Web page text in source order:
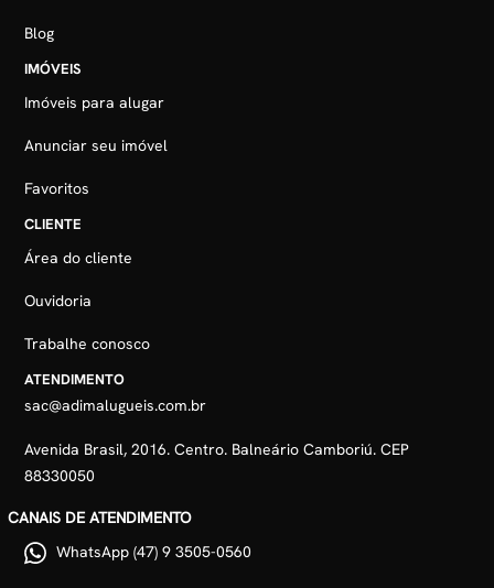
Blog
IMÓVEIS
Imóveis para alugar
Anunciar seu imóvel
Favoritos
CLIENTE
Área do cliente
Ouvidoria
Trabalhe conosco
ATENDIMENTO
sac@adimalugueis.com.br
Avenida Brasil, 2016. Centro. Balneário Camboriú. CEP
88330050
CANAIS DE ATENDIMENTO
WhatsApp (47) 9 3505-0560